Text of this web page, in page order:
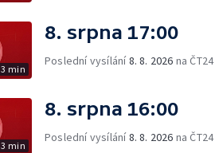
3 min
8. srpna 17:00
Poslední vysílání8. 8. 2026 na ČT24
3 min
8. srpna 16:00
Poslední vysílání8. 8. 2026 na ČT24